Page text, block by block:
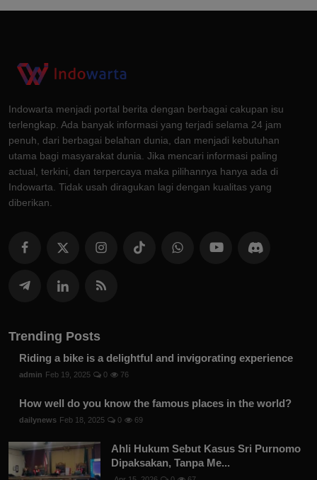
Indowarta menjadi portal berita dengan berbagai cakupan isu
terlengkap. Ada banyak informasi yang terjadi selama 24 jam
penuh, dari berbagai belahan dunia, dan menjadi kebutuhan
utama bagi masyarakat dunia. Jika mencari informasi paling
actual, terkini, dan terpercaya maka pilihannya hanya ada di
Indowarta. Tidak usah diragukan lagi dengan kualitas yang
diberikan.
Trending Posts
Riding a bike is a delightful and invigorating experience
admin Feb 19, 2025 0 76
How well do you know the famous places in the world?
dailynews Feb 18, 2025 0 69
Ahli Hukum Sebut Kasus Sri Purnomo
Dipaksakan, Tanpa Me...